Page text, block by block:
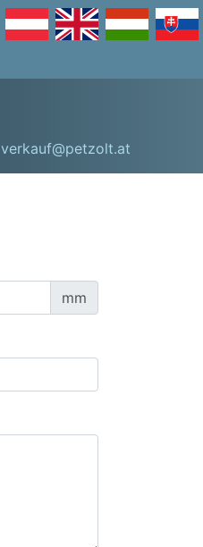
| verkauf@petzolt.at
mm